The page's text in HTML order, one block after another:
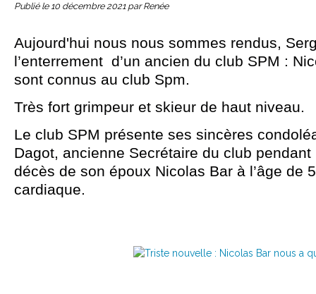
Publié le 10 décembre 2021 par Renée
Aujourd'hui nous nous sommes rendus,
l’enterrement d’un ancien du club SPM :
sont connus au club Spm.
Très fort grimpeur et skieur de haut niveau.
Le club SPM présente ses sincères
Dagot, ancienne Secrétaire du club
décès de son époux Nicolas Bar à l’âge de
cardiaque.